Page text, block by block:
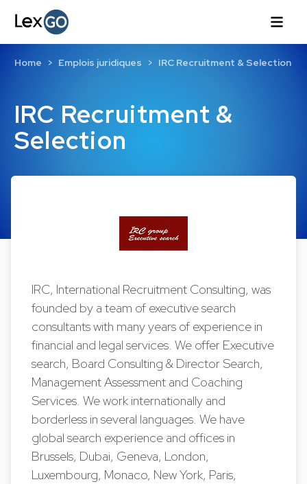
IRC Recruitment &
Selection
Home Emplois juridiques IRC Recruitment & Selection
IRC, International Recruitment Consulting, was
founded by a team of executive search
consultants with many years of experience in
financial and legal services. We offer Executive
search, Board Consulting & Director Search,
Management Assessment and Coaching
Services. We work internationally and
borderless in several languages. We have
global search experience and offices in
Brussels, Dubai, Geneva, London,
Luxembourg, Monaco, New York, Paris,